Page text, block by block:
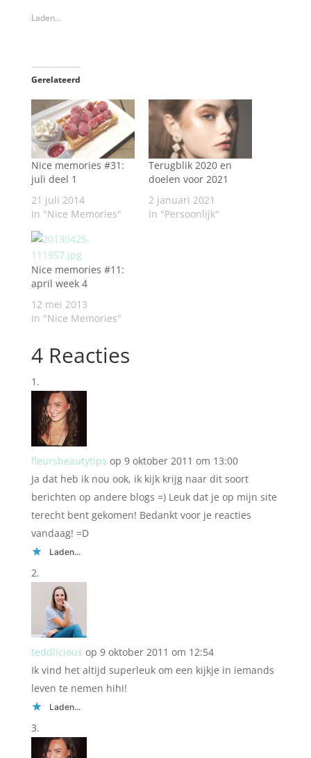
Laden...
Gerelateerd
Nice memories #31:
juli deel 1
21 juli 2014
In "Nice Memories"
Terugblik 2020 en
doelen voor 2021
2 januari 2021
In "Persoonlijk"
Nice memories #11:
april week 4
12 mei 2013
In "Nice Memories"
4 Reacties
fleursbeautytips op 9 oktober 2011 om 13:00
Ja dat heb ik nou ook, ik kijk krijg naar dit soort
berichten op andere blogs =) Leuk dat je op mijn site
terecht bent gekomen! Bedankt voor je reacties
vandaag! =D
Laden...
teddlicious op 9 oktober 2011 om 12:54
Ik vind het altijd superleuk om een kijkje in iemands
leven te nemen hihi!
Laden...